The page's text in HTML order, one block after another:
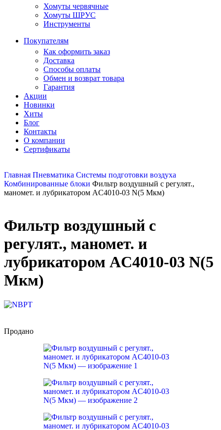
Хомуты червячные
Хомуты ШРУС
Инструменты
Покупателям
Как оформить заказ
Доставка
Способы оплаты
Обмен и возврат товара
Гарантия
Акции
Новинки
Хиты
Блог
Контакты
О компании
Сертификаты
Главная Пневматика Системы подготовки воздуха
Комбинированные блоки Фильтр воздушный с регулят.,
маномет. и лубрикатором AC4010-03 N(5 Мкм)
Фильтр воздушный с
регулят., маномет. и
лубрикатором AC4010-03 N(5
Мкм)
Продано